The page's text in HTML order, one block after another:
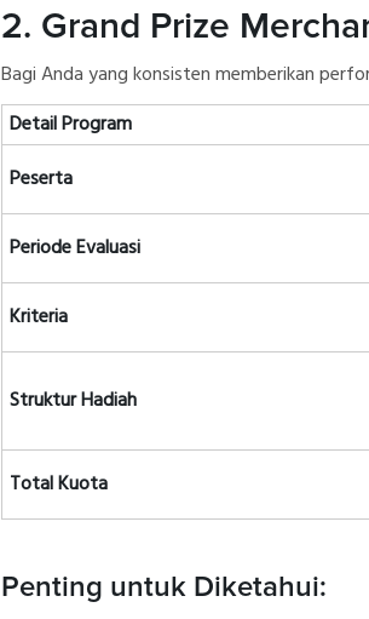
2. Grand Prize
Bagi Anda yang konsisten memberikan
Detail Program
Peserta
Periode Evaluasi
Kriteria
Struktur Hadiah
Total Kuota
Penting untuk Diketahui: